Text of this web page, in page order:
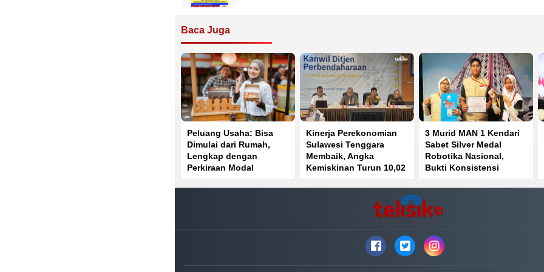
Baca Juga
Peluang Usaha: Bisa
Dimulai dari Rumah,
Lengkap dengan
Perkiraan Modal
Kinerja Perekonomian
Sulawesi Tenggara
Membaik, Angka
Kemiskinan Turun 10,02
3 Murid MAN 1 Kendari
Sabet Silver Medal
Robotika Nasional,
Bukti Konsistensi